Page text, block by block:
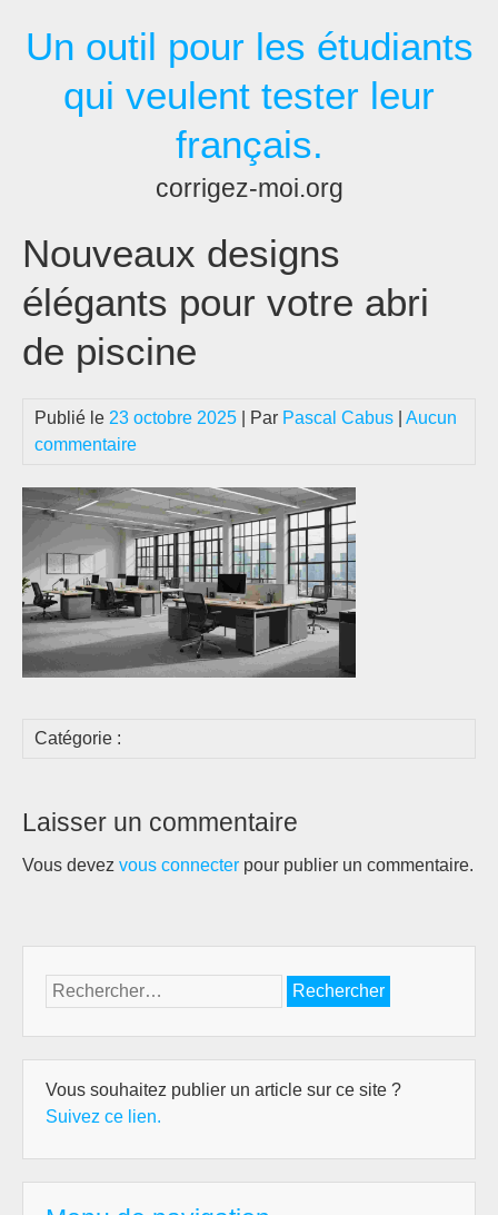
contenuUn outil pour les étudiants
qui veulent tester leur
français.
corrigez-moi.org
Nouveaux designs
élégants pour votre abri
de piscine
Publié le 23 octobre 2025 | Par Pascal Cabus
Aucun
commentaire
Catégorie :
Laisser un commentaire
Vous devez vous connecter pour publier un commentaire.
Rechercher :
Vous souhaitez publier un article sur ce site ?
Suivez ce lien.